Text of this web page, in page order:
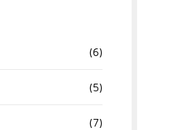
(6)
(5)
(7)